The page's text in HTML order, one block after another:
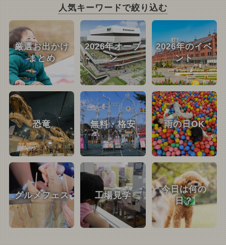
人気キーワードで絞り込む
厳選お出かけ
まとめ
2026年オープ
ン
2026年のイベ
ント
恐竜 無料・格安 雨の日OK
グルメフェス 工場見学
今日は何の
日？